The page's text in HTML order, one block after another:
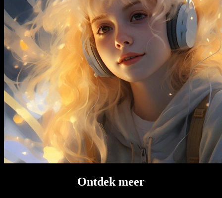
Ontdek meer